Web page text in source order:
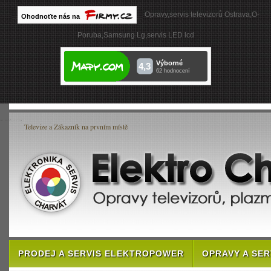
Opravy,servis televizorů Ostrava,O-
Poruba,Samsung Lg,servis LED lcd
Televize a Zákazník na prvním místě
PRODEJ A SERVIS ELEKTROPOWER OPRAVY A